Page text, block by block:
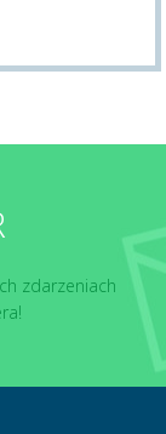
zdarzeniach